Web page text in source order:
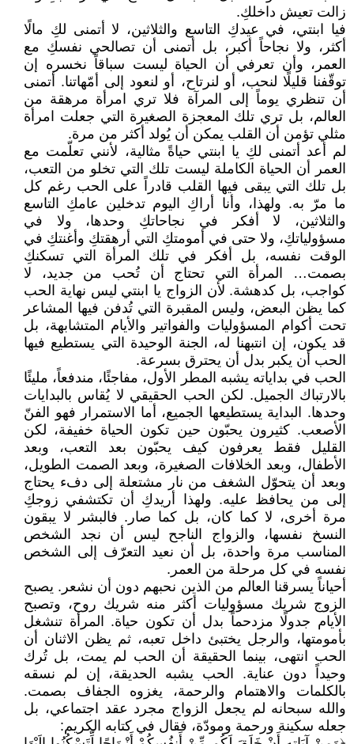
زالت تعيش داخلكِ.
فيا ابنتي، في عيدكِ التاسع والثلاثين، لا أتمنى لكِ مالًا
أكثر، ولا نجاحاً أكبر، بل أتمنى أن تصالحي نفسكِ مع
العمر، وأن تعرفي أن الحياة ليست سباقاً نخسره إن
توقّفنا قليلًا لنحب، أو لنرتاح، أو لنعود إلى أمّهاتنا. أتمنى
أن تنظري يوماً إلى المرآة فلا تري امرأة مرهقة من
العالم، بل تري تلك المعجزة الصغيرة التي جعلت امرأة
مثلي تؤمن أن القلب يمكن أن يُولد أكثر من مرة.
لم أعد أتمنى لكِ يا ابنتي حياةً مثالية، لأنني تعلّمت مع
العمر أن الحياة الكاملة ليست تلك التي تخلو من التعب،
بل تلك التي يبقى فيها القلب قادراً على الحب رغم كل
ما مرّ به. ولهذا، وأنا أراكِ اليوم تدخلين عامكِ التاسع
والثلاثين، لا أفكر في نجاحاتكِ وحدها، ولا في
مسؤولياتكِ، ولا حتى في أمومتكِ التي أرهقتكِ وأغنتكِ في
الوقت نفسه، بل أفكر في تلك المرأة التي تسكنكِ
بصمت… المرأة التي تحتاج أن تُحب من جديد، لا
كواجب، بل كدهشة. لأن الزواج يا ابنتي ليس نهاية الحب
كما يظن البعض، وليس المقبرة التي تُدفن فيها المشاعر
تحت أكوام المسؤوليات والفواتير والأيام المتشابهة، بل
قد يكون، إن انتبهنا له، الجنة الوحيدة التي يستطيع فيها
الحب أن يكبر بدل أن يحترق بسرعة.
الحب في بداياته يشبه المطر الأول، مفاجئًا، مندفعاً، مليئًا
بالارتباك الجميل. لكن الحب الحقيقي لا يُقاس بالبدايات
وحدها. البداية يستطيعها الجميع، أما الاستمرار فهو الفنّ
الأصعب. كثيرون يحبّون حين تكون الحياة خفيفة، لكن
القليل فقط يعرفون كيف يحبّون بعد التعب، وبعد
الأطفال، وبعد الخلافات الصغيرة، وبعد الصمت الطويل،
وبعد أن يتحوّل الشغف من نار مشتعلة إلى دفء يحتاج
إلى من يحافظ عليه. ولهذا أريدكِ أن تكتشفي زوجكِ
مرة أخرى، لا كما كان، بل كما صار. فالبشر لا يبقون
النسخ نفسها، والزواج الناجح ليس أن نجد الشخص
المناسب مرة واحدة، بل أن نعيد التعرّف إلى الشخص
نفسه في كل مرحلة من العمر.
أحياناً يسرقنا العالم من الذين نحبهم دون أن نشعر. يصبح
الزوج شريك مسؤوليات أكثر منه شريك روح، وتصبح
الأيام جدولًا مزدحماً بدل أن تكون حياة. المرأة تنشغل
بأمومتها، والرجل يختبئ داخل تعبه، ثم يظن الاثنان أن
الحب انتهى، بينما الحقيقة أن الحب لم يمت، بل تُرك
وحيداً دون عناية. الحب يشبه الحديقة، إن لم نسقه
بالكلمات والاهتمام والرحمة، يغزوه الجفاف بصمت.
والله سبحانه لم يجعل الزواج مجرد عقد اجتماعي، بل
جعله سكينة ورحمة ومودّة، فقال في كتابه الكريم: